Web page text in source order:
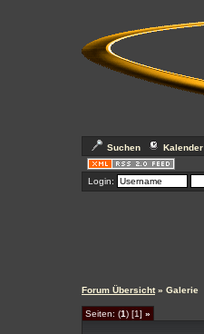
Suchen Kalender
Login:
Forum Übersicht» Galerie
Seiten: (1) [1] »